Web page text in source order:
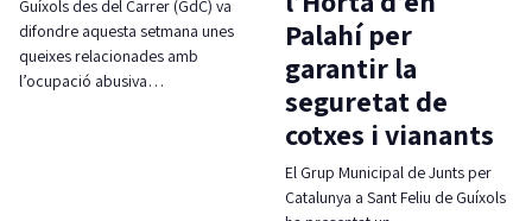
Guíxols des del Carrer (GdC) va
difondre aquesta setmana unes
queixes relacionades amb
l’ocupació abusiva…
Palahí per
garantir la
seguretat de
cotxes i vianants
El Grup Municipal de Junts per
Catalunya a Sant Feliu de Guíxols